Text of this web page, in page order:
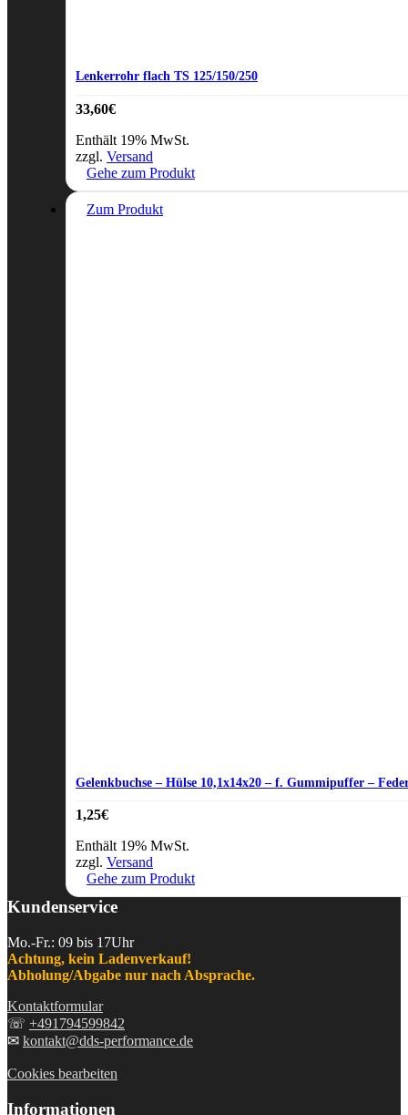
Lenkerrohr flach TS 125/150/250
33,60€
Enthält 19% MwSt.
zzgl. Versand
Gehe zum Produkt
Zum Produkt
Gelenkbuchse – Hülse 10,1x14x20 – f. Gummipuffer –
1,25€
Enthält 19% MwSt.
zzgl. Versand
Gehe zum Produkt
Kundenservice
Mo.-Fr.: 09 bis 17Uhr
Achtung, kein Ladenverkauf!
Abholung/Abgabe nur nach Absprache.
Kontaktformular
☏ +491794599842
✉ kontakt@dds-performance.de
Cookies bearbeiten
Informationen